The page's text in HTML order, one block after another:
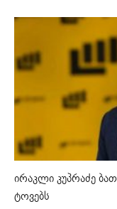
ირაკლი კუპრაძე
ტოვებს